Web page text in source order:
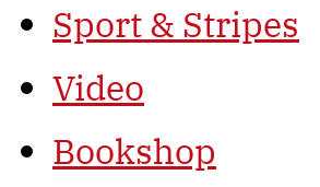
Sport & Stripes
Video
Bookshop